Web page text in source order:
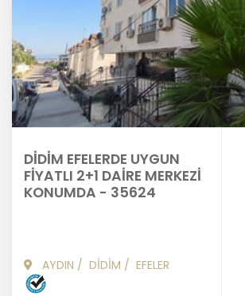
DİDİM EFELERDE UYGUN
FİYATLI 2+1 DAİRE MERKEZİ
KONUMDA - 35624
AYDIN / DİDİM / EFELER